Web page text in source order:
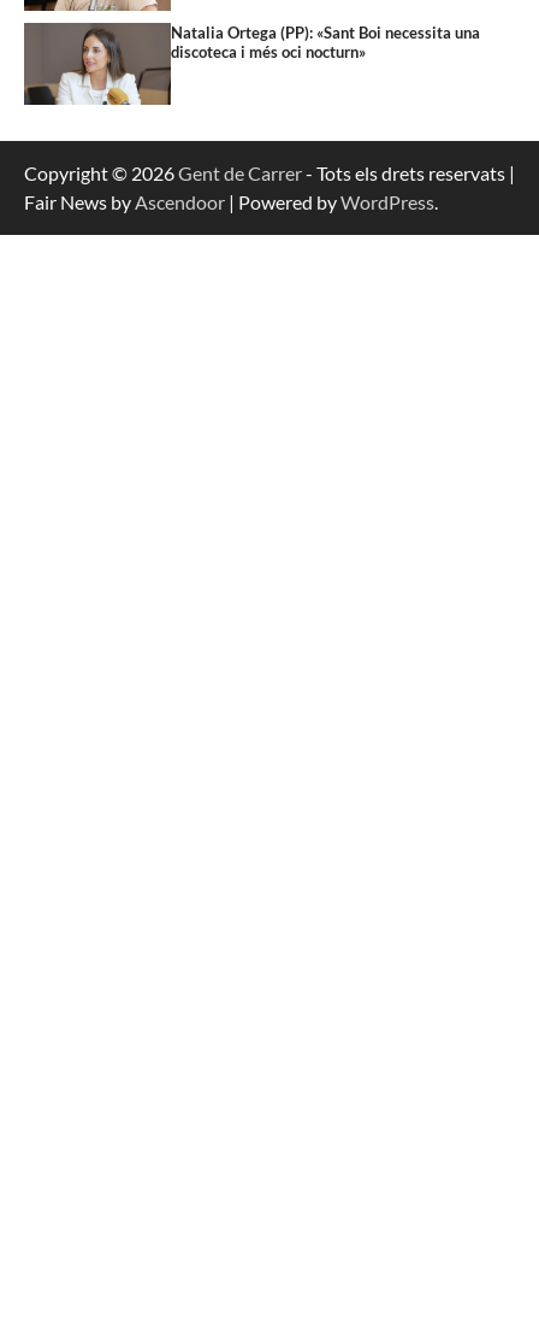
Natalia Ortega (PP): «Sant Boi necessita una
discoteca i més oci nocturn»
Copyright © 2026Gent de Carrer- Tots els drets reservats |
Fair News byAscendoor | Powered byWordPress.